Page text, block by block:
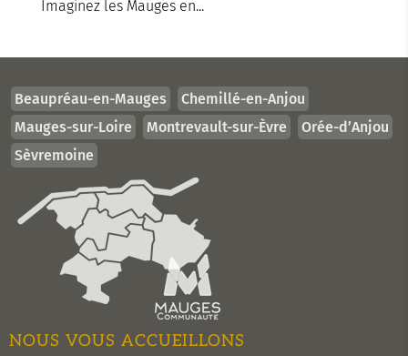
Imaginez les Mauges en...
Beaupréau-en-Mauges
Chemillé-en-Anjou
Mauges-sur-Loire
Montrevault-sur-Èvre
Orée-d’Anjou
Sèvremoine
NOUS VOUS ACCUEILLONS